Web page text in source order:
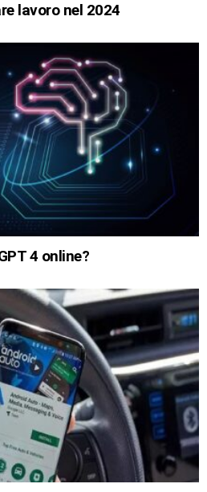
lavoro nel 2024
4 online?